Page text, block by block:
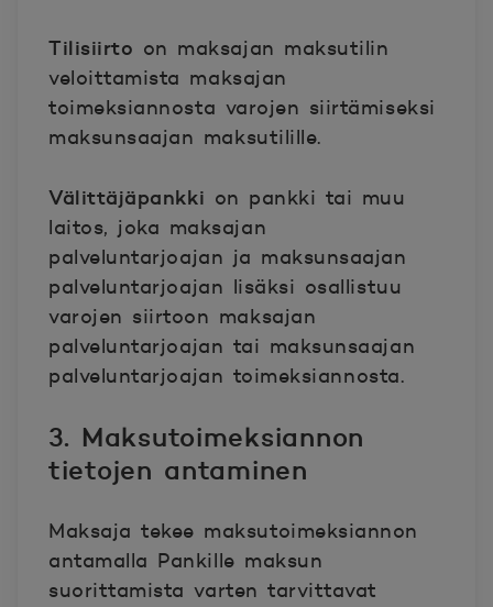
Tilisiirto on maksajan maksutilin
veloittamista maksajan
toimeksiannosta varojen siirtämiseksi
maksunsaajan maksutilille.
Välittäjäpankki on pankki tai muu
laitos, joka maksajan
palveluntarjoajan ja maksunsaajan
palveluntarjoajan lisäksi osallistuu
varojen siirtoon maksajan
palveluntarjoajan tai maksunsaajan
palveluntarjoajan toimeksiannosta.
3. Maksutoimeksiannon
tietojen antaminen
Maksaja tekee maksutoimeksiannon
antamalla Pankille maksun
suorittamista varten tarvittavat